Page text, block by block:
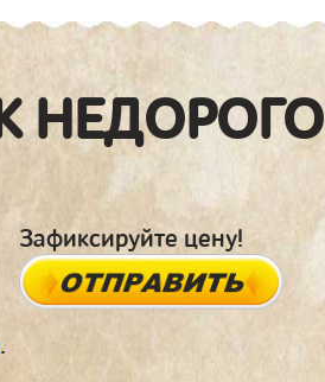
НЕДОРОГО
Зафиксируйте цену!
.